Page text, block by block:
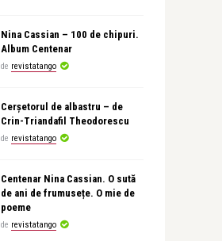
Nina Cassian – 100 de chipuri.
Album Centenar
de revistatango
Cerșetorul de albastru – de
Crin-Triandafil Theodorescu
de revistatango
Centenar Nina Cassian. O sută
de ani de frumusețe. O mie de
poeme
de revistatango